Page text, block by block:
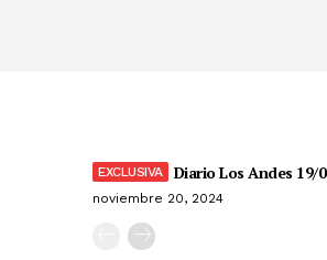
Diario Los Andes 19/
noviembre 20, 2024